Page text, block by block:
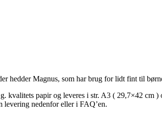
hedder Magnus, som har brug for lidt fint til
kvalitets papir og leveres i str. A3 ( 29,7×42 cm
levering nedenfor eller i FAQ’en.